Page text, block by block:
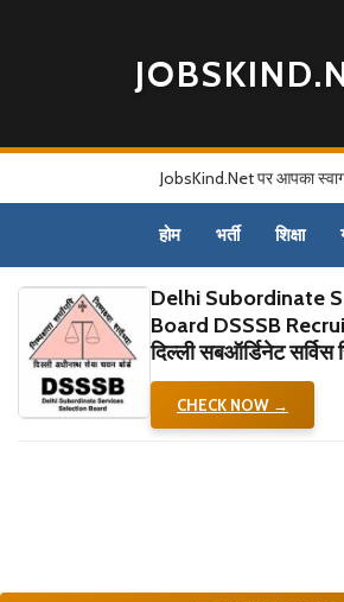
JobsKind.Net पर आपका
होम भर्ती शिक्षा
Delhi Subordinate
Board DSSSB
दिल्‍ली सबऑर्डिनेट सर्विस
CHECK NOW →